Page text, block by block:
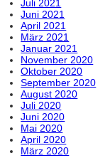
Juli 2021
Juni 2021
April 2021
März 2021
Januar 2021
November 2020
Oktober 2020
September 2020
August 2020
Juli 2020
Juni 2020
Mai 2020
April 2020
März 2020